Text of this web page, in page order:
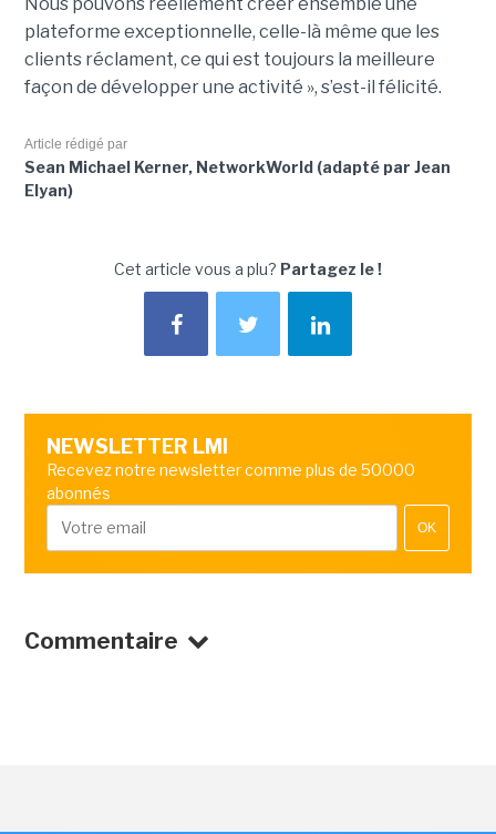
plateforme exceptionnelle, celle-là même que les
clients réclament, ce qui est toujours la meilleure
façon de développer une activité », s’est-il félicité.
Article rédigé par
Sean Michael Kerner, NetworkWorld (adapté par Jean
Elyan)
Cet article vous a plu? Partagez le !
NEWSLETTER LMI
Recevez notre newsletter comme plus de 50000
abonnés
OK
Commentaire